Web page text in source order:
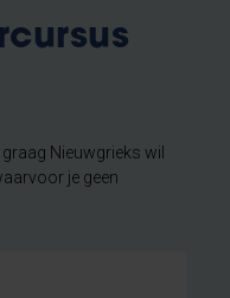
Nieuwgrieks wil
je geen